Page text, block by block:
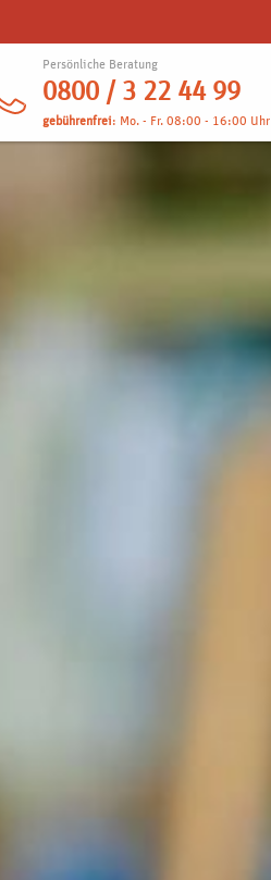
Persönliche Beratung
0800 / 3 22 44 99
gebührenfrei: Mo. - Fr. 08:00 - 16:00 Uhr